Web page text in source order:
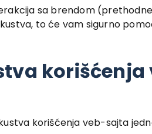
sa brendom
to će vam sigurno
korišćenja
korišćenja veb-sajta